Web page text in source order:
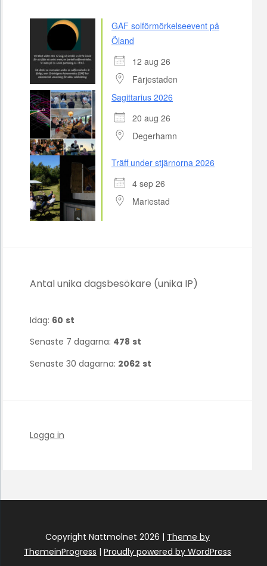
GAF solförmörkelseevent på
Öland
12 aug 26
Färjestaden
Sagittarius 2026
20 aug 26
Degerhamn
Träff under stjärnorna 2026
4 sep 26
Mariestad
Antal unika dagsbesökare (unika IP)
Idag: 60 st
Senaste 7 dagarna: 478 st
Senaste 30 dagarna: 2062 st
Logga in
Copyright Nattmolnet 2026 | Theme by
ThemeinProgress | Proudly powered by WordPress